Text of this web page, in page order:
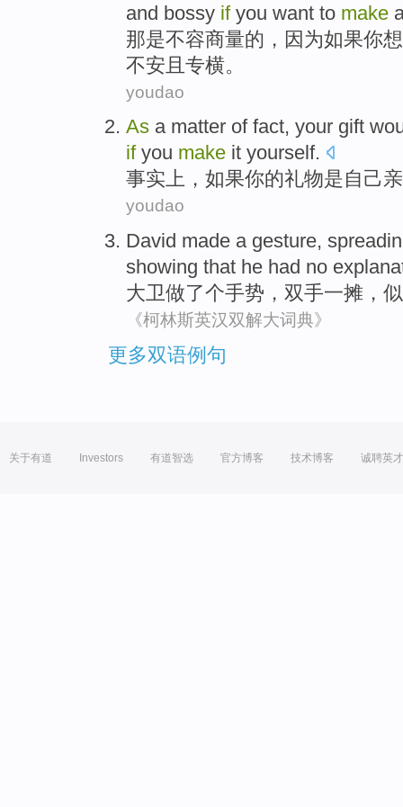
and bossy if you want to make
那是不容商量的， 因为如果你想
不安 且 专横。
youdao
As a matter of fact, your gift
if you make it yourself.
事实上 ， 如果你的礼物是 自己
youdao
David made a gesture,
showing that he had no
大卫做了个手势 ， 双手一摊 ，
《柯林斯英汉双解大词典》
更多双语例句
关于有道 Investors 有道智选 官方博客 技术博客 诚聘英才